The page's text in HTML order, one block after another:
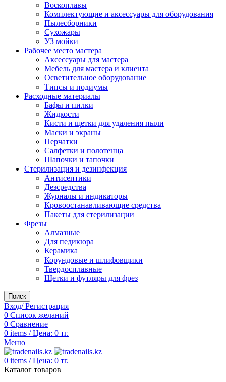
Воскоплавы
Комплектующие и аксессуары для оборудования
Пылесборники
Сухожары
УЗ мойки
Рабочее место мастера
Аксессуары для мастера
Мебель для мастера и клиента
Осветительное оборудование
Типсы и подиумы
Расходные материалы
Бафы и пилки
Жидкости
Кисти и щетки для удаления пыли
Маски и экраны
Перчатки
Салфетки и полотенца
Шапочки и тапочки
Стерилизация и дезинфекция
Антисептики
Дезсредства
Журналы и индикаторы
Кровоостанавливающие средства
Пакеты для стерилизации
Фрезы
Алмазные
Для педикюра
Керамика
Корундовые и шлифовщики
Твердосплавные
Щетки и футляры для фрез
Поиск
Вход/ Регистрация
0 Список желаний
0 Сравнение
0 items / Цена: 0 тг.
Меню
0 items / Цена: 0 тг.
Каталог товаров